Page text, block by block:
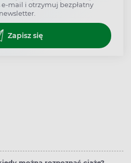
e-mail i otrzymuj bezpłatny
newsletter.
Zapisz się